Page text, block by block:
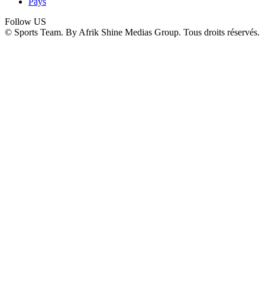
Follow US
© Sports Team. By Afrik Shine Medias Group. Tous droits réservés.